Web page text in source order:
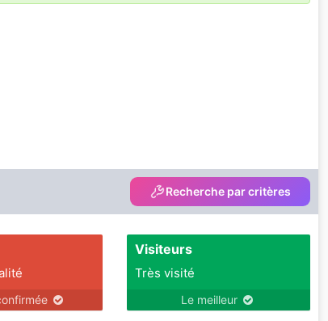
Recherche par critères
Visiteurs
Très visité
Le meilleur